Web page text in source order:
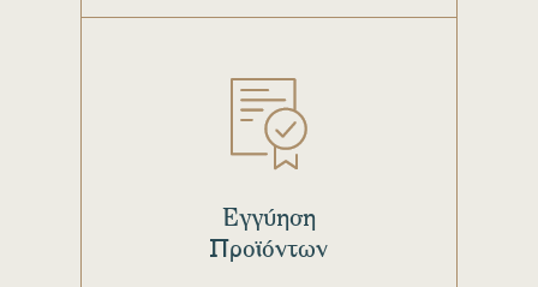
Εγγύηση
Προϊόντων